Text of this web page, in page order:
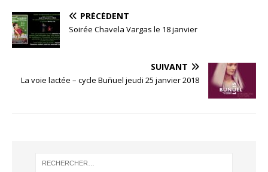
PRÉCÉDENT
Soirée Chavela Vargas le 18 janvier
SUIVANT
La voie lactée – cycle Buñuel jeudi 25 janvier 2018